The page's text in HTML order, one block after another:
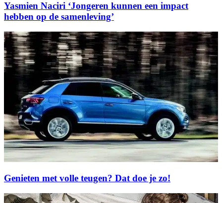
Yasmien Naciri ‘Jongeren kunnen een impact
hebben op de samenleving’
Genieten met volle teugen? Dat doe je zo!